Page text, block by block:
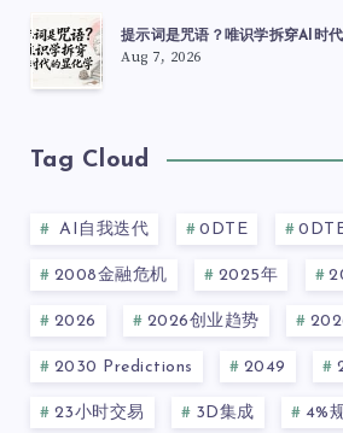
提示词是咒语？唯识学拆穿AI时代
Aug 7, 2026
Tag Cloud
AI自我迭代 0DTE
2008金融危机 2025年
2026 2026创业趋势
2030 Predictions 2049
23小时交易 3D集成 4%